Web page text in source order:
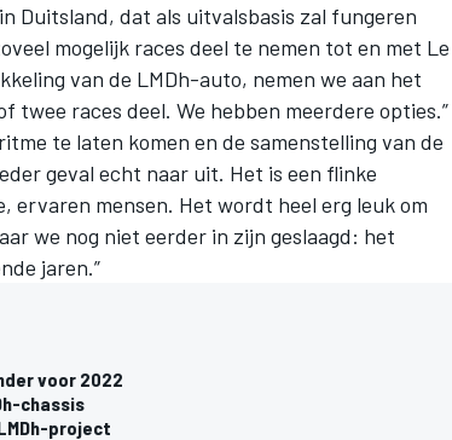
Duitsland, dat als uitvalsbasis zal fungeren
mogelijk races deel te nemen tot en met Le
van de LMDh-auto, nemen we aan het
twee races deel. We hebben meerdere opties.”
te laten komen en de samenstelling van de
geval echt naar uit. Het is een flinke
ervaren mensen. Het wordt heel erg leuk om
we nog niet eerder in zijn geslaagd: het
jaren.”
voor 2022
chassis
project